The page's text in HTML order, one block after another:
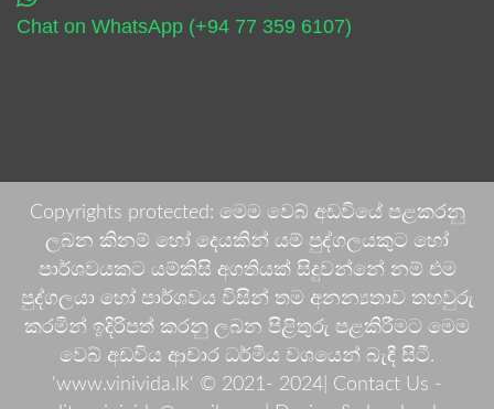
Chat on WhatsApp (+94 77 359 6107)
Copyrights protected: මෙම වෙබ් අඩවියේ පළකරනු
ලබන කිනම් හෝ දෙයකින් යම් පුද්ගලයකුට හෝ
පාර්ශවයකට යම්කිසි අගතියක් සිදුවන්නේ නම් එම
පුද්ගලයා හෝ පාර්ශවය විසින් තම අනන්‍යතාව තහවුරු
කරමින් ඉදිරිපත් කරනු ලබන පිළිතුරු පළකිරීමට මෙම
වෙබ් අඩවිය ආචාර ධර්මීය වශයෙන් බැඳී සිටී.
'www.vinivida.lk' © 2021- 2024| Contact Us -